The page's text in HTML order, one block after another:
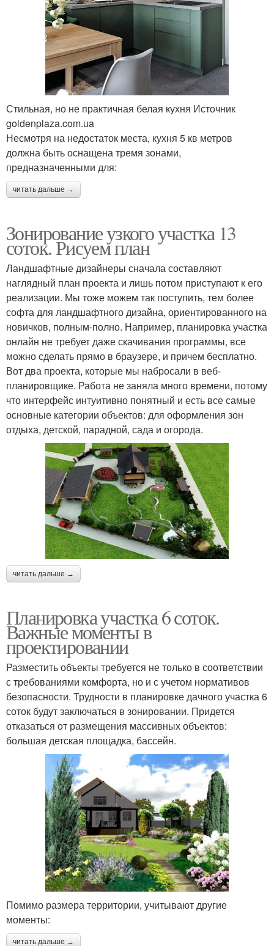
Стильная, но не практичная белая кухня Источник
goldenplaza.com.ua
Несмотря на недостаток места, кухня 5 кв метров
должна быть оснащена тремя зонами,
предназначенными для:
читать дальше →
Зонирование узкого участка 13
соток. Рисуем план
Ландшафтные дизайнеры сначала составляют
наглядный план проекта и лишь потом приступают к его
реализации. Мы тоже можем так поступить, тем более
софта для ландшафтного дизайна, ориентированного на
новичков, полным-полно. Например, планировка участка
онлайн не требует даже скачивания программы, все
можно сделать прямо в браузере, и причем бесплатно.
Вот два проекта, которые мы набросали в веб-
планировщике. Работа не заняла много времени, потому
что интерфейс интуитивно понятный и есть все самые
основные категории объектов: для оформления зон
отдыха, детской, парадной, сада и огорода.
читать дальше →
Планировка участка 6 соток.
Важные моменты в
проектировании
Разместить объекты требуется не только в соответствии
с требованиями комфорта, но и с учетом нормативов
безопасности. Трудности в планировке дачного участка 6
соток будут заключаться в зонировании. Придется
отказаться от размещения массивных объектов:
большая детская площадка, бассейн.
Помимо размера территории, учитывают другие
моменты:
читать дальше →